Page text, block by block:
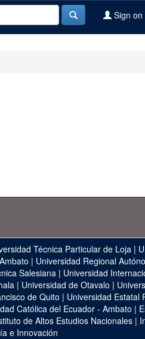
Sign on
Técnica Particular de Loja |
| Universidad Regional
Salesiana| Universidad
| Universidad de Otavalo |
de Quito | Universidad Estatal
Católica del Ecuador - Ambato |
de Altos Estudios Nacionales |
e Innovación